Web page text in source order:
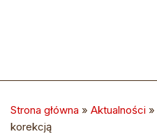
Strona główna » Aktualności »
korekcją